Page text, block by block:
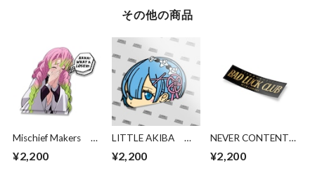
その他の商品
Mischief Makers
What a loser!
(removable speech
¥2,200
LITTLE AKIBA
Rem
¥2,200
NEVER CONTENT
10Y Bad Luck Club
`Noir`
¥2,200